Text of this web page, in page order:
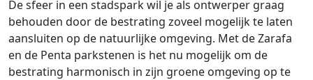
De sfeer in een stadspark wil je als ontwerper graag
behouden door de bestrating zoveel mogelijk te laten
aansluiten op de natuurlijke omgeving. Met de Zarafa
en de Penta parkstenen is het nu mogelijk om de
bestrating harmonisch in zijn groene omgeving op te